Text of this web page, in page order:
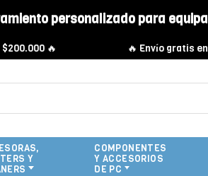
personalizado para
🔥 🔥 Envío gratis en
Y
COMPONENTES
Y ACCESORIOS
DE PC